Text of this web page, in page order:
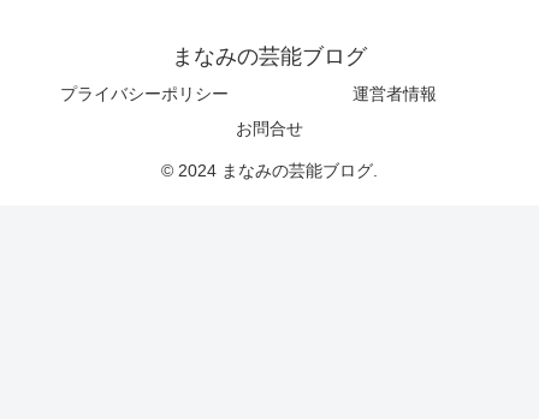
まなみの芸能ブログ
プライバシーポリシー
運営者情報
お問合せ
© 2024 まなみの芸能ブログ.